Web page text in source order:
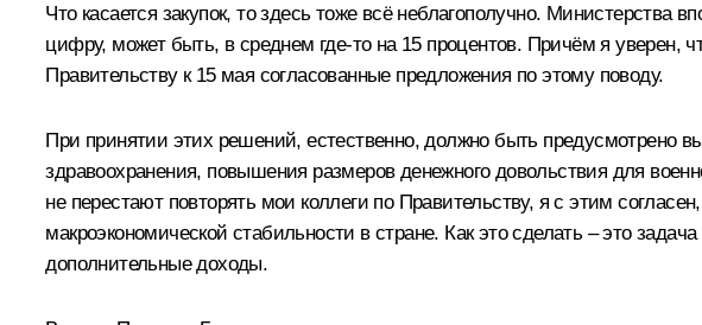
Что касается закупок, то здесь тоже всё неблагополучно.
цифру, может быть, в среднем где‑то на 15 процентов. Причём я
Правительству к 15 мая согласованные предложения по этому поводу.
При принятии этих решений, естественно, должно быть предусмотрено
здравоохранения, повышения размеров денежного довольствия для
не перестают повторять мои коллеги по Правительству, я с этим
макроэкономической стабильности в стране. Как это сделать – это
дополнительные доходы.